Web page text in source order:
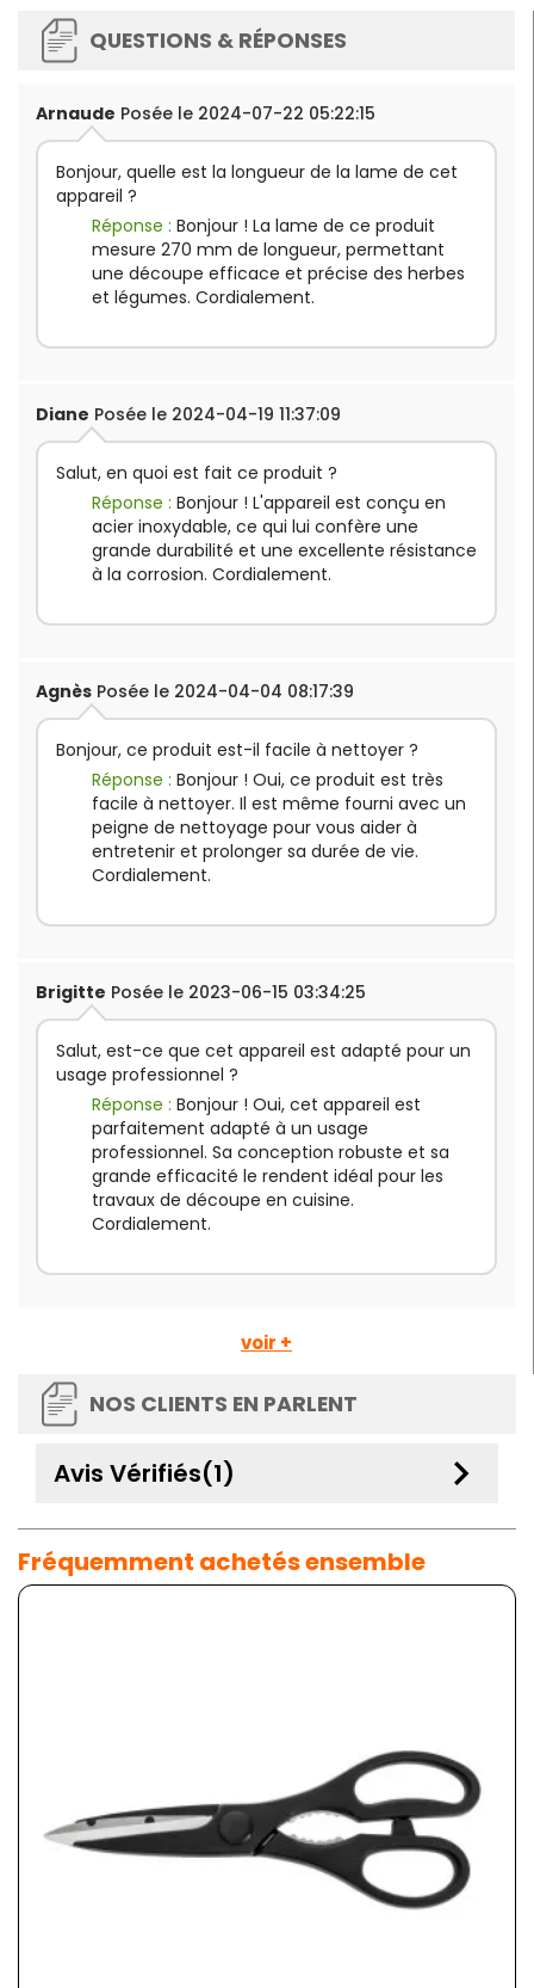
QUESTIONS & RÉPONSES
Arnaude Posée le 2024-07-22 05:22:15
Bonjour, quelle est la longueur de la lame de cet
appareil ?
Réponse : Bonjour ! La lame de ce produit
mesure 270 mm de longueur, permettant
une découpe efficace et précise des herbes
et légumes. Cordialement.
Diane Posée le 2024-04-19 11:37:09
Salut, en quoi est fait ce produit ?
Réponse : Bonjour ! L'appareil est conçu en
acier inoxydable, ce qui lui confère une
grande durabilité et une excellente résistance
à la corrosion. Cordialement.
Agnès Posée le 2024-04-04 08:17:39
Bonjour, ce produit est-il facile à nettoyer ?
Réponse : Bonjour ! Oui, ce produit est très
facile à nettoyer. Il est même fourni avec un
peigne de nettoyage pour vous aider à
entretenir et prolonger sa durée de vie.
Cordialement.
Brigitte Posée le 2023-06-15 03:34:25
Salut, est-ce que cet appareil est adapté pour un
usage professionnel ?
Réponse : Bonjour ! Oui, cet appareil est
parfaitement adapté à un usage
professionnel. Sa conception robuste et sa
grande efficacité le rendent idéal pour les
travaux de découpe en cuisine.
Cordialement.
voir +
NOS CLIENTS EN PARLENT
Avis Vérifiés(1) keyboard_arrow_down
Fréquemment achetés ensemble